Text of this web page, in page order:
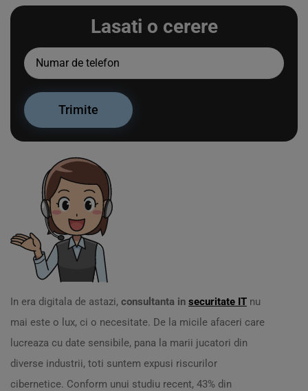
Lasati o cerere
In era digitala de astazi, consultanta in securitate IT nu
mai este o lux, ci o necesitate. De la micile afaceri care
lucreaza cu date sensibile, pana la marii jucatori din
diverse industrii, toti suntem expusi riscurilor
cibernetice. Conform unui studiu recent, 43% din